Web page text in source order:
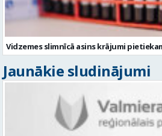
Vidzemes slimnīcā asins krājumi
Jaunākie sludinājumi